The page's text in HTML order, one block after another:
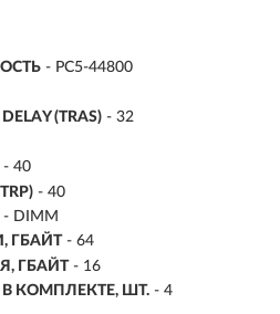
- PC5-44800
(TRAS) - 32
- 40
- 40
- DIMM
ГБАЙТ - 64
ГБАЙТ - 16
КОМПЛЕКТЕ, ШТ. - 4